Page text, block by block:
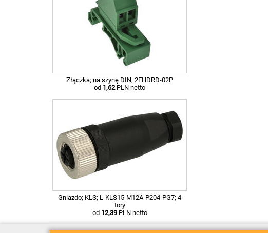
Złączka; na szynę DIN; 2EHDRD-02P
od 1,62PLN netto
Gniazdo; KLS; L-KLS15-M12A-P204-PG7; 4
tory
od 12,39PLN netto